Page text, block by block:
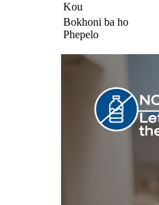
Kou
Bokhoni ba ho
Phepelo